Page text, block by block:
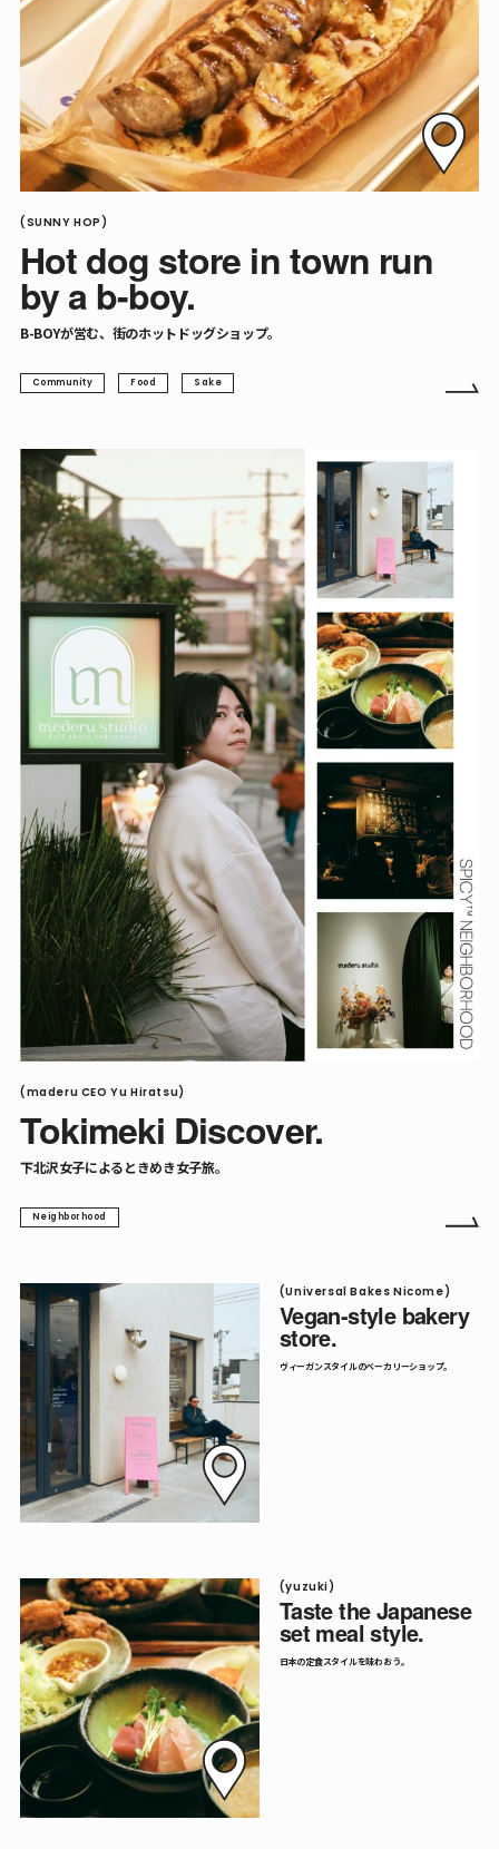
(SUNNY HOP)
Hot dog store in town run
by a b-boy.
B-BOYが営む、街のホットドッグショップ。
Community Food Sake
(maderu CEO Yu Hiratsu)
Tokimeki Discover.
下北沢女子によるときめき女子旅。
Neighborhood
(Universal Bakes Nicome)
Vegan-style bakery
store.
ヴィーガンスタイルのベーカリーショップ。
(yuzuki)
Taste the Japanese
set meal style.
日本の定食スタイルを味わおう。